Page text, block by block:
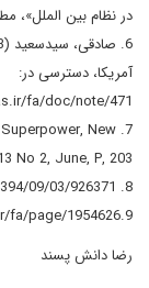
در نظام بین الملل»،
آمریکا، دسترسی در:
fa/doc/note/471
Superpower, New
No 2, June, P, 203.
8. http://www.tasnimnews.com/fa/news/1394/09/03/926371
9.http://www.irdiplomacy.ir/fa/page/1954626
رضا دانش پسند